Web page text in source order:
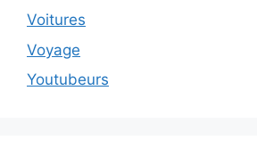
Voitures
Voyage
Youtubeurs